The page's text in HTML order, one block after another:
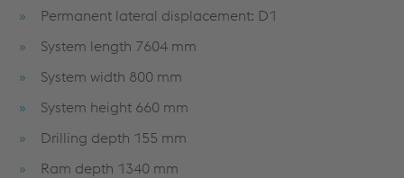
Permanent lateral displacement: D1
System length 7604 mm
System width 800 mm
System height 660 mm
Drilling depth 155 mm
Ram depth 1340 mm